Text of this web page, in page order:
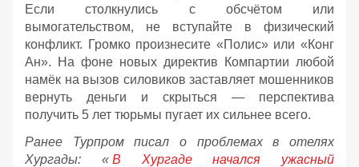
Если столкнулись с обсчётом или
вымогательством, не вступайте в физический
конфликт. Громко произнесите «Полис» или «Конг
Ан». На фоне новых директив Компартии любой
намёк на вызов силовиков заставляет мошенников
вернуть деньги и скрыться — перспектива
получить 5 лет тюрьмы пугает их сильнее всего.
Ранее Турпром писал о проблемах в отелях
Хургады: « В Хургаде начался ужасный